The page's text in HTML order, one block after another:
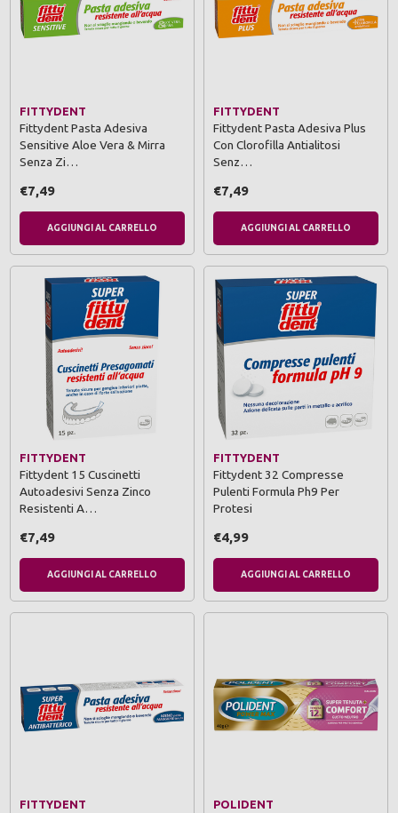
FITTYDENT
Fittydent Pasta Adesiva
Sensitive Aloe Vera & Mirra
Senza Zi…
€7,49
AGGIUNGI AL CARRELLO
FITTYDENT
Fittydent Pasta Adesiva Plus
Con Clorofilla Antialitosi
Senz…
€7,49
AGGIUNGI AL CARRELLO
FITTYDENT
Fittydent 15 Cuscinetti
Autoadesivi Senza Zinco
Resistenti A…
€7,49
AGGIUNGI AL CARRELLO
FITTYDENT
Fittydent 32 Compresse
Pulenti Formula Ph9 Per
Protesi
€4,99
AGGIUNGI AL CARRELLO
FITTYDENT POLIDENT